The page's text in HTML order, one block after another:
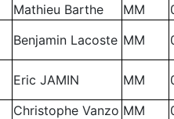
Mathieu Barthe MM
Benjamin Lacoste MM
Eric JAMIN MM
Christophe Vanzo MM